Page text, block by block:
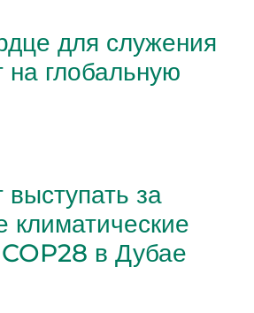
для служения
на глобальную
за
климатические
в Дубае